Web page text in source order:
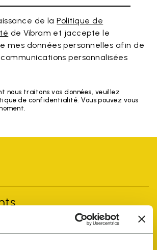
de laPolitique de
de Vibram et jaccepte le
mes données personnelles afin de
personnalisées
nous traitons vos données, veuillez
de confidentialité. Vous pouvez vous
Guide